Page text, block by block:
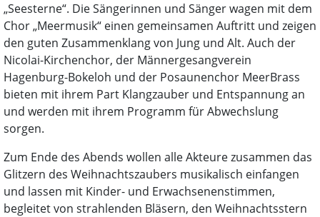
„Seesterne“. Die Sängerinnen und Sänger wagen mit dem
Chor „Meermusik“ einen gemeinsamen Auftritt und zeigen
den guten Zusammenklang von Jung und Alt. Auch der
Nicolai-Kirchenchor, der Männergesangverein
Hagenburg-Bokeloh und der Posaunenchor MeerBrass
bieten mit ihrem Part Klangzauber und Entspannung an
und werden mit ihrem Programm für Abwechslung
sorgen.
Zum Ende des Abends wollen alle Akteure zusammen das
Glitzern des Weihnachtszaubers musikalisch einfangen
und lassen mit Kinder- und Erwachsenenstimmen,
begleitet von strahlenden Bläsern, den Weihnachtsstern